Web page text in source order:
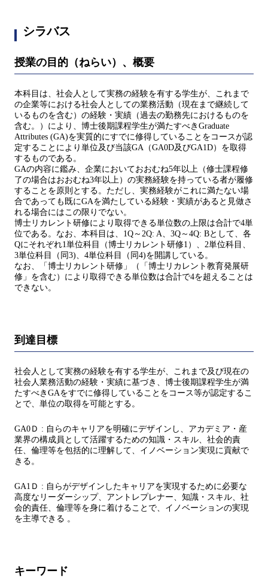
シラバス
授業の目的（ねらい）、概要
本科目は、社会人として実務の経験を有する学生が、これまで
の企業等における社会人としての業務活動（現在まで継続して
いるものを含む）の経験・実績（過去の勤務先におけるものを
含む。）により、博士後期課程学生が満たすべきGraduate
Attributes (GA)を実質的にすでに修得していることをコースが認
定することにより単位及び当該GA（GA0D及びGA1D）を取得
するものである。
GAの内容に鑑み、企業においておおむね5年以上（修士課程修
了の場合はおおむね3年以上）の実務経験を持っている者が履修
することを原則とする。ただし、実務経験がこれに満たない場
合であっても既にGAを満たしている経験・実績があると見做さ
れる場合にはこの限りでない。
博士リカレント研修により取得できる単位数の上限は合計で4単
位である。なお、本科目は、1Q～2Q: A、3Q～4Q: Bとして、各
Qにそれぞれ1単位科目（博士リカレント研修1）、2単位科目、
3単位科目（同3)、4単位科目（同4)を開講している。
なお、「博士リカレント研修」（「博士リカレント教育発展研
修」を含む）により取得できる単位数は合計で4を超えることは
できない。
到達目標
社会人として実務の経験を有する学生が、これまで及び現在の
社会人業務活動の経験・実績に基づき、博士後期課程学生が満
たすべきGAをすでに修得していることをコース等が認定するこ
とで、単位の取得を可能とする。
GA0Ｄ : 自らのキャリアを明確にデザインし、アカデミア・産
業界の構成員として活躍するための知識・スキル、社会的責
任、倫理等を包括的に理解して、イノベーション実現に貢献で
きる。
GA1Ｄ : 自らがデザインしたキャリアを実現するために必要な
高度なリーダーシップ、アントレプレナー、知識・スキル、社
会的責任、倫理等を身に着けることで、イノベーションの実現
を主導できる 。
キーワード